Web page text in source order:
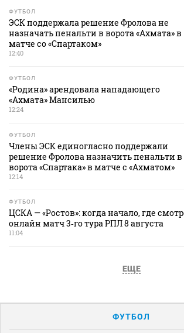
ФУТБОЛ
ЭСК поддержала решение Фролова не
назначать пенальти в ворота «Ахмата» в
матче со «Спартаком»
12:40
ФУТБОЛ
«Родина» арендовала нападающего
«Ахмата» Мансилью
12:24
ФУТБОЛ
Члены ЭСК единогласно поддержали
решение Фролова назначить пенальти в
ворота «Спартака» в матче с «Ахматом»
12:14
ФУТБОЛ
ЦСКА — «Ростов»: когда начало, где
онлайн матч 3‑го тура РПЛ 8 августа
11:04
ЕЩЕ
ФУТБОЛ